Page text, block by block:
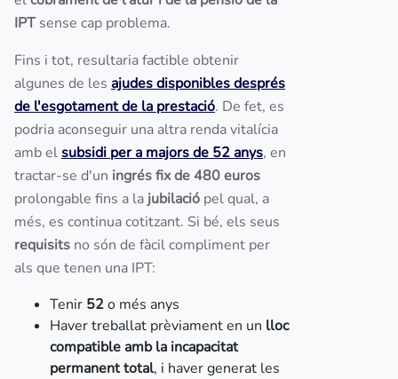
IPTsense cap problema.
Fins i tot, resultaria factible obtenir
algunes de les ajudes disponibles després
de l'esgotament de la prestació. De fet, es
podria aconseguir una altra renda vitalícia
amb elsubsidi per a majors de 52 anys, en
tractar-se d'un ingrés fix de 480 euros
prolongable fins a la jubilació pel qual, a
més, es continua cotitzant. Si bé, els seus
requisits no són de fàcil compliment per
als que tenen una IPT:
Tenir 52o més anys
Haver treballat prèviament en un lloc
compatible amb la incapacitat
permanent total, i haver generat les